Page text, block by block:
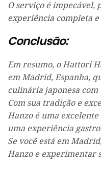
O serviço é impecável,
experiência completa
Conclusão:
Em resumo, o Hattori
em Madrid, Espanha,
culinária japonesa
Com sua tradição e
Hanzo é uma
uma experiência
Se você está em
Hanzo e experimentar